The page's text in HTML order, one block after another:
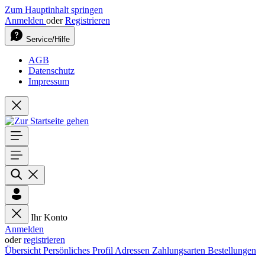
Zum Hauptinhalt springen
Anmelden oder Registrieren
Service/Hilfe
AGB
Datenschutz
Impressum
Ihr Konto
Anmelden
oderregistrieren
Übersicht Persönliches Profil Adressen Zahlungsarten Bestellungen